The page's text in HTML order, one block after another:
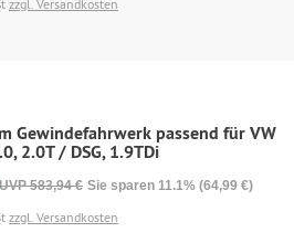
zzgl. Versandkosten
Gewindefahrwerk passend für VW
2.0T / DSG, 1.9TDi
UVP 583,94 € Sie sparen 11.1% (64,99 €)
zzgl. Versandkosten